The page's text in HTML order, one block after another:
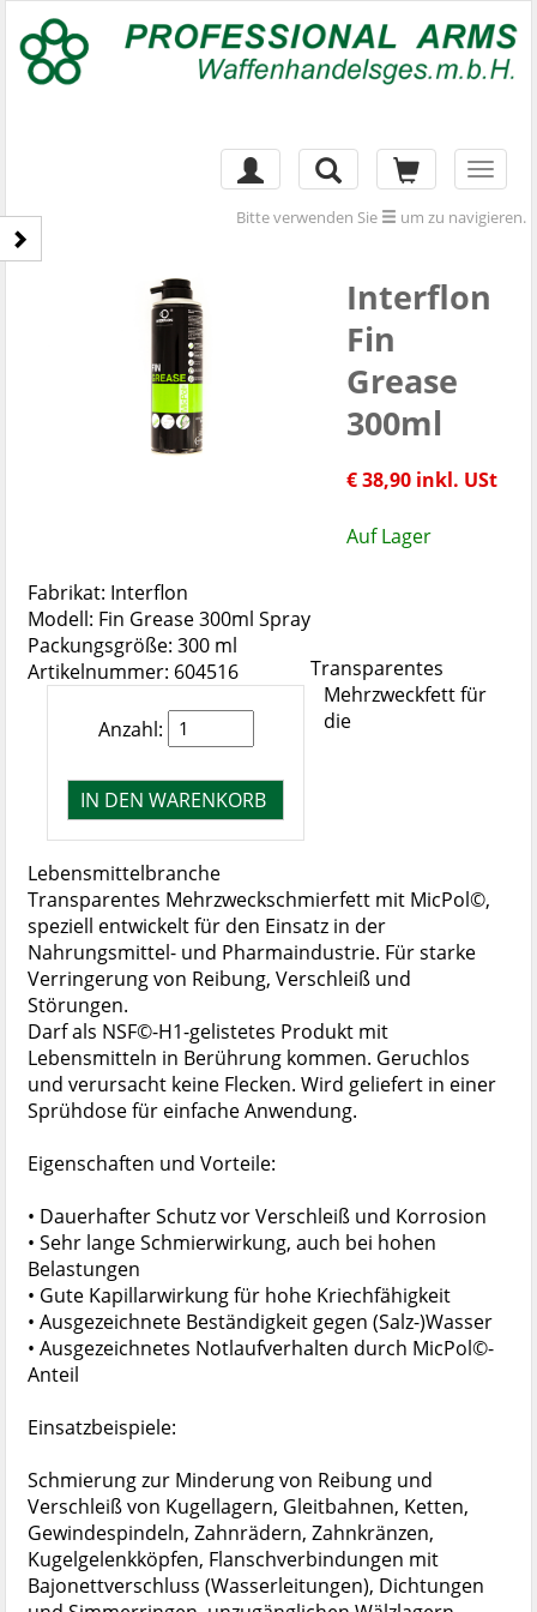
Bitte verwenden Sie um zu navigieren.
Interflon
Fin
Grease
300ml
€ 38,90 inkl. USt
Auf Lager
Fabrikat: Interflon
Modell: Fin Grease 300ml Spray
Packungsgröße: 300 ml
Artikelnummer: 604516
Anzahl:
Transparentes
Mehrzweckfett für
die
Lebensmittelbranche
Transparentes Mehrzweckschmierfett mit MicPol©,
speziell entwickelt für den Einsatz in der
Nahrungsmittel- und Pharmaindustrie. Für starke
Verringerung von Reibung, Verschleiß und
Störungen.
Darf als NSF©-H1-gelistetes Produkt mit
Lebensmitteln in Berührung kommen. Geruchlos
und verursacht keine Flecken. Wird geliefert in einer
Sprühdose für einfache Anwendung.
Eigenschaften und Vorteile:
• Dauerhafter Schutz vor Verschleiß und Korrosion
• Sehr lange Schmierwirkung, auch bei hohen
Belastungen
• Gute Kapillarwirkung für hohe Kriechfähigkeit
• Ausgezeichnete Beständigkeit gegen (Salz-)Wasser
• Ausgezeichnetes Notlaufverhalten durch MicPol©-
Anteil
Einsatzbeispiele:
Schmierung zur Minderung von Reibung und
Verschleiß von Kugellagern, Gleitbahnen, Ketten,
Gewindespindeln, Zahnrädern, Zahnkränzen,
Kugelgelenkköpfen, Flanschverbindungen mit
Bajonettverschluss (Wasserleitungen), Dichtungen